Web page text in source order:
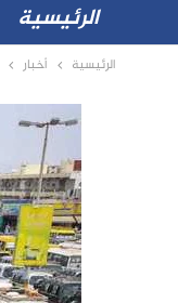
الرئيسية
الرئيسية أخبار